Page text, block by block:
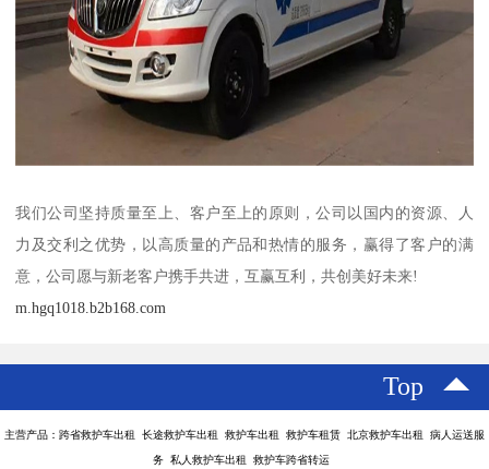
我们公司坚持质量至上、客户至上的原则，公司以国内的资源、人
力及交利之优势，以高质量的产品和热情的服务，赢得了客户的满
意，公司愿与新老客户携手共进，互赢互利，共创美好未来!
m.hgq1018.b2b168.com
Top
主营产品：跨省救护车出租 长途救护车出租 救护车出租 救护车租赁 北京救护车出租 病人运送服
务 私人救护车出租 救护车跨省转运